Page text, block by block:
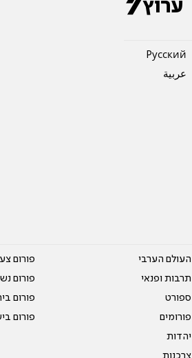
Pусский
عربية
העולם הערבי
תרבות ופנאי
ספורט
פורומים
יהדות
צרכנות
פורום
פורום
פורום
פורום